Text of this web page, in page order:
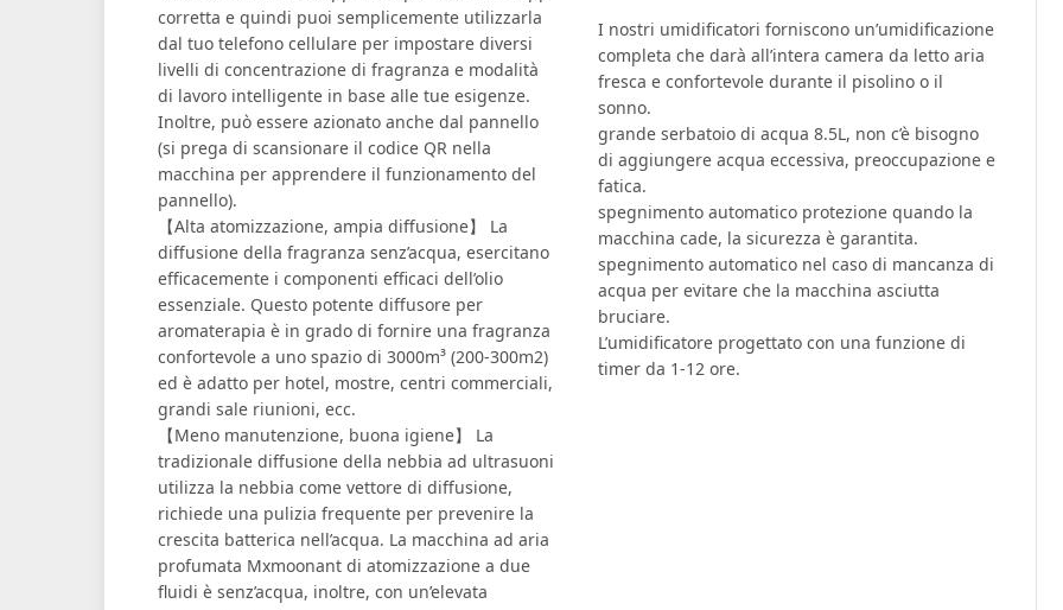
corretta e quindi puoi semplicemente utilizzarla
dal tuo telefono cellulare per impostare diversi
livelli di concentrazione di fragranza e modalità
di lavoro intelligente in base alle tue esigenze.
Inoltre, può essere azionato anche dal pannello
(si prega di scansionare il codice QR nella
macchina per apprendere il funzionamento del
pannello).
【Alta atomizzazione, ampia diffusione】 La
diffusione della fragranza senz’acqua, esercitano
efficacemente i componenti efficaci dell’olio
essenziale. Questo potente diffusore per
aromaterapia è in grado di fornire una fragranza
confortevole a uno spazio di 3000m³ (200-300m2)
ed è adatto per hotel, mostre, centri commerciali,
grandi sale riunioni, ecc.
【Meno manutenzione, buona igiene】 La
tradizionale diffusione della nebbia ad ultrasuoni
utilizza la nebbia come vettore di diffusione,
richiede una pulizia frequente per prevenire la
crescita batterica nell’acqua. La macchina ad aria
profumata Mxmoonant di atomizzazione a due
fluidi è senz’acqua, inoltre, con un’elevata
I nostri umidificatori forniscono un’umidificazione
completa che darà all’intera camera da letto aria
fresca e confortevole durante il pisolino o il
sonno.
grande serbatoio di acqua 8.5L, non c’è bisogno
di aggiungere acqua eccessiva, preoccupazione e
fatica.
spegnimento automatico protezione quando la
macchina cade, la sicurezza è garantita.
spegnimento automatico nel caso di mancanza di
acqua per evitare che la macchina asciutta
bruciare.
L’umidificatore progettato con una funzione di
timer da 1-12 ore.